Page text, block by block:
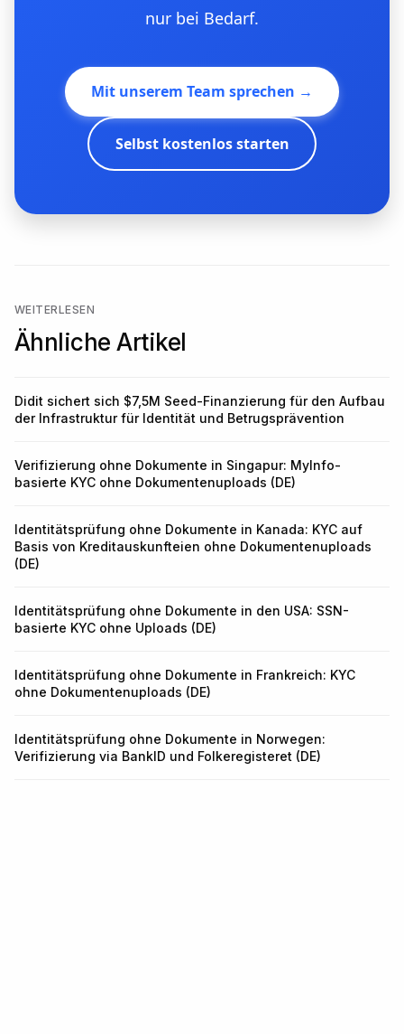
nur bei Bedarf.
Mit unserem Team sprechen →
Selbst kostenlos starten
WEITERLESEN
Ähnliche Artikel
Didit sichert sich $7,5M Seed-Finanzierung für den Aufbau
der Infrastruktur für Identität und Betrugsprävention
Verifizierung ohne Dokumente in Singapur: MyInfo-
basierte KYC ohne Dokumentenuploads (DE)
Identitätsprüfung ohne Dokumente in Kanada: KYC auf
Basis von Kreditauskunfteien ohne Dokumentenuploads
(DE)
Identitätsprüfung ohne Dokumente in den USA: SSN-
basierte KYC ohne Uploads (DE)
Identitätsprüfung ohne Dokumente in Frankreich: KYC
ohne Dokumentenuploads (DE)
Identitätsprüfung ohne Dokumente in Norwegen:
Verifizierung via BankID und Folkeregisteret (DE)